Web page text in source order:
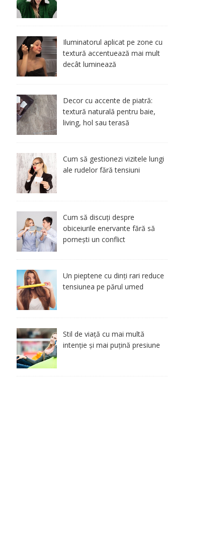
Iluminatorul aplicat pe zone cu
textură accentuează mai mult
decât luminează
Decor cu accente de piatră:
textură naturală pentru baie,
living, hol sau terasă
Cum să gestionezi vizitele lungi
ale rudelor fără tensiuni
Cum să discuți despre
obiceiurile enervante fără să
pornești un conflict
Un pieptene cu dinți rari reduce
tensiunea pe părul umed
Stil de viață cu mai multă
intenție și mai puțină presiune